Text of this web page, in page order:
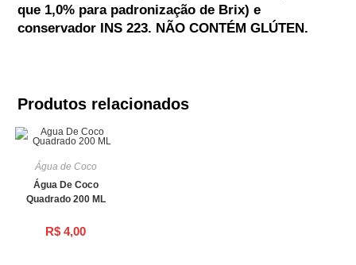
que 1,0% para padronização de Brix) e
conservador INS 223. NÃO CONTÉM GLÚTEN.
Produtos relacionados
Água de Coco
Água De Coco
Quadrado 200 ML
R$ 4,00